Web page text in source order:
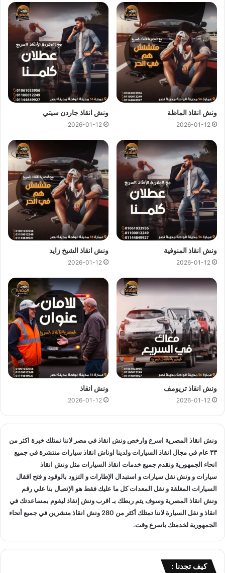
ارخص ونش انقاذ ، اسرع ونش انقاذ ، افضل ونش انقاذ ، اقرب ونش انقاذ ،
انقاذ السيارات ، انقاذ سيارات ، اوناش انقاذ السيارات ، تليفون ونش انقاذ ،
رقم ونش ، رقم ونش أنقاذ ، رقم ونش انقاذ ، ريكفري ، سحب سيارات ، سطحة
، سطحة سيارات ، نجدة طريق ، نقل سيارات ، ونش ، ونش امان ، ونش انقاذ
سريع ، ونش انقاذ قريب ، ونش سيارات ، ونش سيارة ، ونش طريق ، ونش
عربيات ، ونش نجدة ، ونش المصرية
انقاذ السيارات في المهندسين
ونش انقاذ المهندسين
متاح دائما علي مدار 24 ساعة ومستعدون
لاي ظروف طارئة تستدعي الاستعانة بـونش انقاذ سياراتكما نوفر
لجميع عملائنا خدمةانقاذ السيارات فائقة السرعة لكي يصلكونش
انقاذ
في اقل من 10 دقائق اذا تعطلت سيارتك وانت في المهندسين
او اذا تبحث عنونش انقاذ في المهندسينكل ما عليك هو الاتصال بنا
علي رقم ونش انقاذ المهندسين 01144849927او
01017439322
01094833093وسوف يصلك
سياراتفي غضون دقائق لانقاذ وسحب سياراتك.
ونش انقاذ سياراتالمصرية :
ونش انقاذ المصريةهو ارخصونش انقاذ في المهندسينواسرع
ونش انقاذ في المهندسينواقرب ونش انقاذ في المهندسينلأن
اوناشنا قريبة منك , كما نمتلك خبرة لاكثر من 33 عاما في مجال
انقاذ السيارات و متخصصون في انقاذ السياراتو لدينا اسطول
سيارات انقاذمنتشرة في المهندسين و المناطق المجاوره واوناش
انقاذ في جميع انحاء الجمهورية لإنقاذ ونقل السيارات
سيارات الحوادث.
انقاذ السيارات:
اذا تعطلت سيارتك او تعرضت لحادث سير يمكنك الاتصال بـ ونش
انقاذ المصرية لانقاذ سيارتك ونقلك في الحال فنحن حريصين علي
تقديم و توفير جميع خدماتانقاذ السياراتالتي قد تحتاج اليها سواء
جر السياراتاونقل السيارات.
تغيير الاطارات :
اننا نساعدك علي القيام بتغيير واستبدال الاطار في الطريق حال
تعطلك.
ونش انقاذ الماظة
2026-01-12
ونش انقاذ جاردن سيتي
2026-01-12
ونش انقاذ المنوفية
2026-01-12
ونش انقاذ الشيخ زايد
2026-01-12
ونش انقاذ تريومف
2026-01-12
ونش انقاذ
2026-01-12
ونش انقاذ المصرية اسرع وارخص ونش انقاذفي مصر لاننا نمتلك خبرة اكثر من
٣٣ عام في مجال
انقاذ السياراتولدينا اوناش انقاذ سياراتمنتشرة في جميع
انحاء الجمهورية ونقدم جميع خدمات انقاذ السياراتمثل ونش انقاذ
سياراتو ونش نقل سياراتو استبدال الإطارات و التزود بالوقود و فتح اقفال
السيارات المغلقة و نقل المعدات كل ما عليك فقط هو الإتصال بنا عليرقم
ونش انقاذ المصرية وسوف يتم ربطك بـ اقرب ونش إنقاذليقوم بمساعدتك في
انقاذ و نقل السيارة لاننا تمتلك أكثر من 280 ونش انقاذمنشرين في جميع أنحاء
الجمهورية لخدمتك باسرع وقت.
كيف تجدنا :